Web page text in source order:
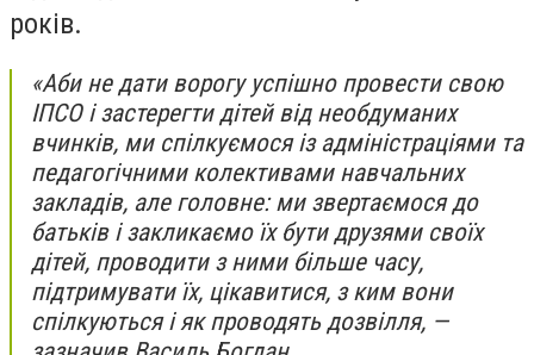
років.
«Аби не дати ворогу успішно провести свою
ІПСО і застерегти дітей від необдуманих
вчинків, ми спілкуємося із адміністраціями та
педагогічними колективами навчальних
закладів, але головне: ми звертаємося до
батьків і закликаємо їх бути друзями своїх
дітей, проводити з ними більше часу,
підтримувати їх, цікавитися, з ким вони
спілкуються і як проводять дозвілля, —